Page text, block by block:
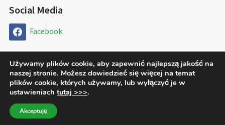
Social Media
Facebook
Copyright © 2026 QConsultant Arkadiusz Malczyk
Używamy plików cookie, aby zapewnić najlepszą jakość na
naszej stronie. Możesz dowiedzieć się więcej na temat
plików cookie, których używamy, lub wyłączyć je w
ustawieniach tutaj >>>.
Akceptuję